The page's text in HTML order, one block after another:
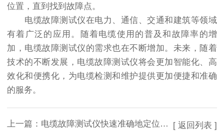
位置，直到找到故障点。
电缆故障测试仪在电力、通信、交通和建筑等领域
有着广泛的应用。随着电缆使用的普及和故障率的增
加，电缆故障测试仪的需求也在不断增加。未来，随着
技术的不断发展，电缆故障测试仪将会更加智能化、高
效化和便携化，为电缆检测和维护提供更加便捷和准确
的服务。
上一篇： 电缆故障测试仪快速准确地定位并修复故障是非常重要的 [ 返回列表 ]